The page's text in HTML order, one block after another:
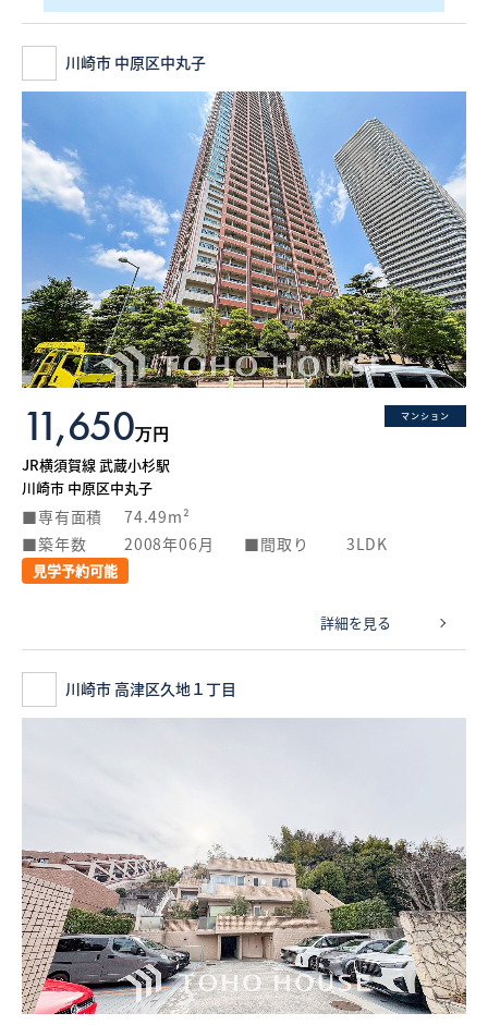
川崎市 中原区中丸子
マンション
11,650万円
JR横須賀線 武蔵小杉駅
川崎市 中原区中丸子
専有面積
74.49m²
築年数
2008年06月 間取り 3LDK
見学予約可能
詳細を見る
川崎市 高津区久地１丁目